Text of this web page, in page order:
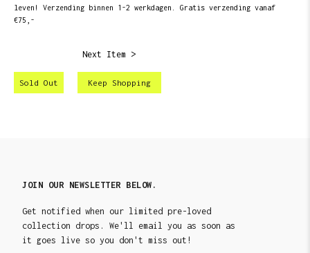
leven! Verzending binnen 1-2 werkdagen. Gratis verzending vanaf
€75,-
Sold Out
Next Item >
Keep Shopping
JOIN OUR NEWSLETTER BELOW.
Get notified when our limited pre-loved
collection drops. We'll email you as soon as
it goes live so you don't miss out!